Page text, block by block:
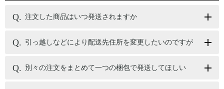
注文した商品はいつ発送されますか
引っ越しなどにより配送先住所を変更したいのですが
別々の注文をまとめて一つの梱包で発送してほしい